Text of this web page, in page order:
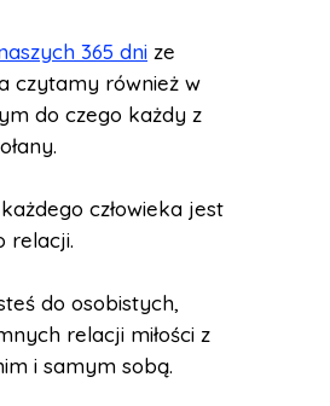
365 dni ze
czytamy również w
do czego każdy z
człowieka jest
relacji.
do osobistych,
relacji miłości z
i samym sobą.